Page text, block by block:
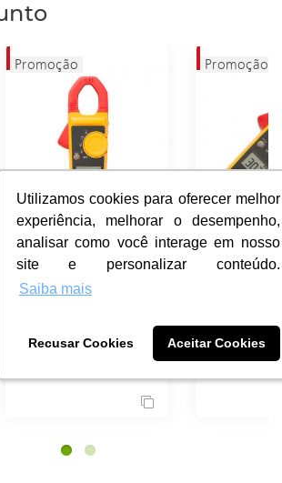
Utilizamos cookies para oferecer melhor
experiência, melhorar o desempenho,
analisar como você interage em nosso
site e personalizar conteúdo.
Saiba mais
Recusar Cookies Aceitar Cookies
Utilizamos cookies para oferecer melhor
experiência, melhorar o desempenho,
analisar como você interage em nosso
site e personalizar conteúdo.
Saiba mais
Recusar Cookies Aceitar Cookies
0 -
FLVJAA6H-002-0 -
ALICATE
Orçamento